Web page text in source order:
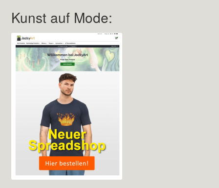
Kunst auf Mode: